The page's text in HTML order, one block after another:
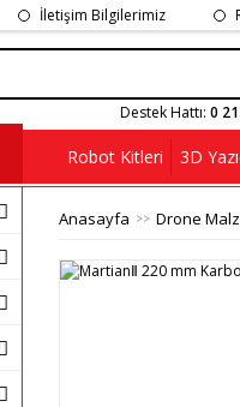
İletişim Bilgilerimiz
Destek Hattı: 0
Robot Kitleri 3D
Anasayfa Drone